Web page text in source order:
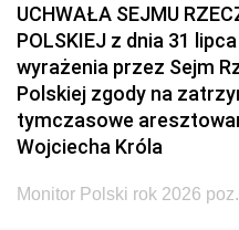
UCHWAŁA SEJMU
POLSKIEJ z dnia 31
wyrażenia przez Sejm
Polskiej zgody na
tymczasowe
Wojciecha Króla
Monitor Polski rok 2026